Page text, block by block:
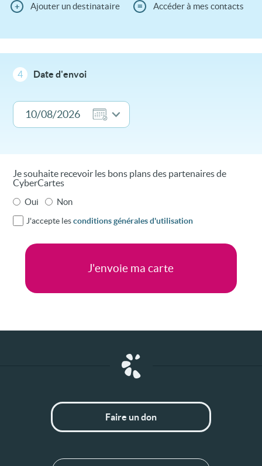
+ Ajouter un destinataire ≡ Accéder à mes contacts
4 Date d'envoi
Je souhaite recevoir les bons plans des partenaires de
CyberCartes
Oui Non
J'accepte lesconditions générales d'utilisation
Faire un don